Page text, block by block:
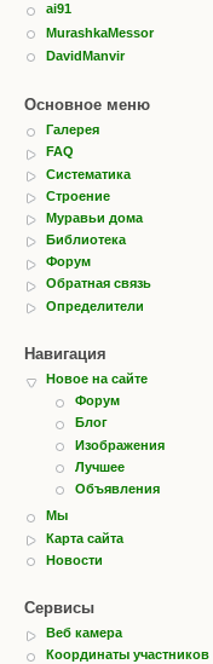
ai91
MurashkaMessor
DavidManvir
Основное меню
Галерея
FAQ
Систематика
Строение
Муравьи дома
Библиотека
Форум
Обратная связь
Определители
Навигация
Новое на сайте
Форум
Блог
Изображения
Лучшее
Объявления
Мы
Карта сайта
Новости
Сервисы
Веб камера
Координаты участников